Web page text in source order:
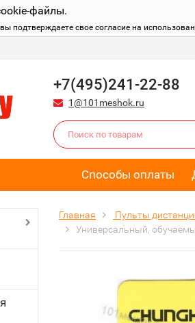
файлы.
подтверждаете свое согласие на
+7(495)241-22-88
1@101meshok.ru
Способы оплаты
Главная Пульты
Универсальный,